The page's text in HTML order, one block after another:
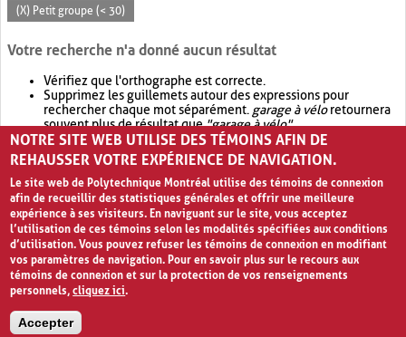
(X) Petit groupe (< 30)
Votre recherche n'a donné aucun résultat
Vérifiez que l'orthographe est correcte.
Supprimez les guillemets autour des expressions pour
rechercher chaque mot séparément. garage à véloretournera
souvent plus de résultat que"garage à vélo".
Envisagez d'élargir votre recherche avec OR.garage OR vélo
retournera souvent plus de résultat quegarage à vélo
NOTRE SITE WEB UTILISE DES TÉMOINS AFIN DE
REHAUSSER VOTRE EXPÉRIENCE DE NAVIGATION.
Le site web de Polytechnique Montréal utilise des témoins de connexion
afin de recueillir des statistiques générales et offrir une meilleure
expérience à ses visiteurs. En naviguant sur le site, vous acceptez
l’utilisation de ces témoins selon les modalités spécifiées aux conditions
d’utilisation. Vous pouvez refuser les témoins de connexion en modifiant
vos paramètres de navigation. Pour en savoir plus sur le recours aux
témoins de connexion et sur la protection de vos renseignements
personnels,cliquez ici.
Accepter